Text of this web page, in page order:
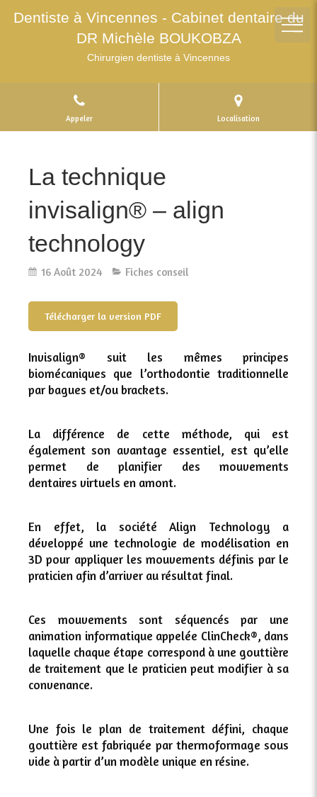
Dentiste à Vincennes - Cabinet dentaire du
DR Michèle BOUKOBZA
Chirurgien dentiste à Vincennes
Appeler Localisation
La technique
invisalign® – align
technology
16 Août 2024 Fiches conseil
Télécharger la version PDF
Invisalign® suit les mêmes principes
biomécaniques que l’orthodontie traditionnelle
par bagues et/ou brackets.
La différence de cette méthode, qui est
également son avantage essentiel, est qu’elle
permet de planifier des mouvements
dentaires virtuels en amont.
En effet, la société Align Technology a
développé une technologie de modélisation en
3D pour appliquer les mouvements définis par le
praticien afin d’arriver au résultat final.
Ces mouvements sont séquencés par une
animation informatique appelée ClinCheck®, dans
laquelle chaque étape correspond à une gouttière
de traitement que le praticien peut modifier à sa
convenance.
Une fois le plan de traitement défini, chaque
gouttière est fabriquée par thermoformage sous
vide à partir d’un modèle unique en résine.